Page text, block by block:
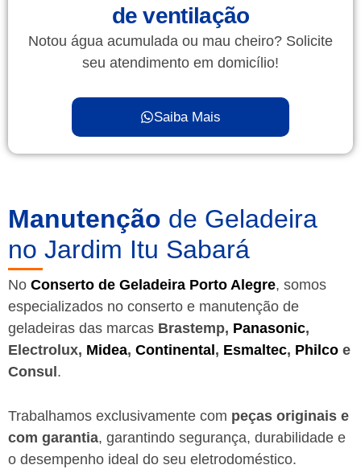
de ventilação
Notou água acumulada ou mau cheiro? Solicite
seu atendimento em domicílio!
Saiba Mais
Manutenção de Geladeira
no Jardim Itu Sabará
No Conserto de Geladeira Porto Alegre, somos
especializados no conserto e manutenção de
geladeiras das marcas Brastemp, Panasonic,
Electrolux, Midea, Continental, Esmaltec, Philco e
Consul.
Trabalhamos exclusivamente com peças originais e
com garantia, garantindo segurança, durabilidade e
o desempenho ideal do seu eletrodoméstico.